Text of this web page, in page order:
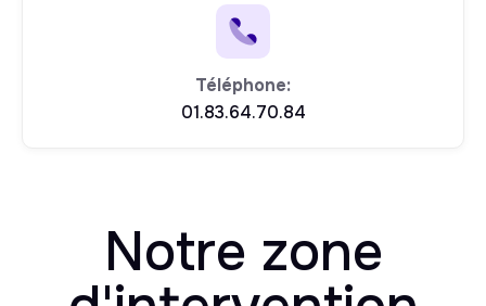
Téléphone:
01.83.64.70.84
Notre zone